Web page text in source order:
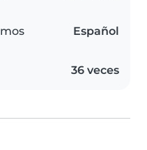
Español
36 veces